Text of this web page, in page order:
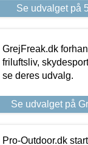
Se udvalget på
GrejFreak.dk
friluftsliv,
se deres udvalg.
Se udvalget på
Pro-Outdoor.dk